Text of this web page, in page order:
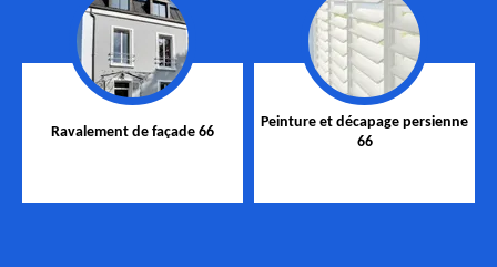
Ravalement de façade 66
Peinture et décapage persienne
66